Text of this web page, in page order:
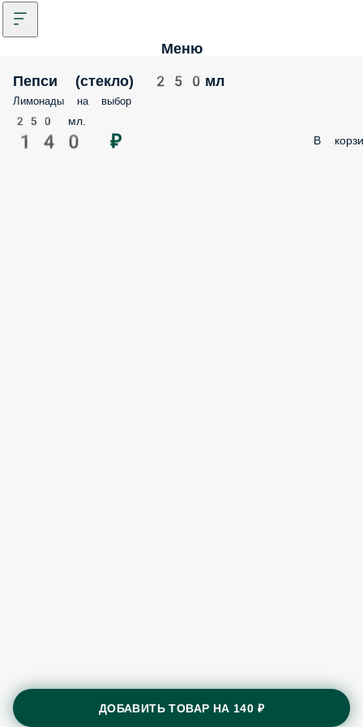
Меню
Пепси (стекло) 250мл
Лимонады на выбор
250 мл.
140 ₽ В
ДОБАВИТЬ ТОВАР НА 140 ₽